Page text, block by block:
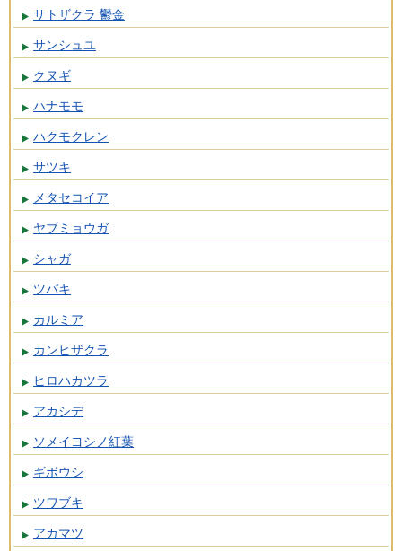
サトザクラ 鬱金
サンシュユ
クヌギ
ハナモモ
ハクモクレン
サツキ
メタセコイア
ヤブミョウガ
シャガ
ツバキ
カルミア
カンヒザクラ
ヒロハカツラ
アカシデ
ソメイヨシノ紅葉
ギボウシ
ツワブキ
アカマツ